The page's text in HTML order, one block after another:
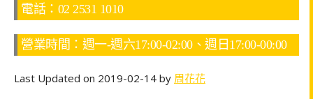
電話：02 2531 1010
營業時間：週一-週六17:00-02:00、週日17:00-00:00
Last Updated on 2019-02-14 by 周花花